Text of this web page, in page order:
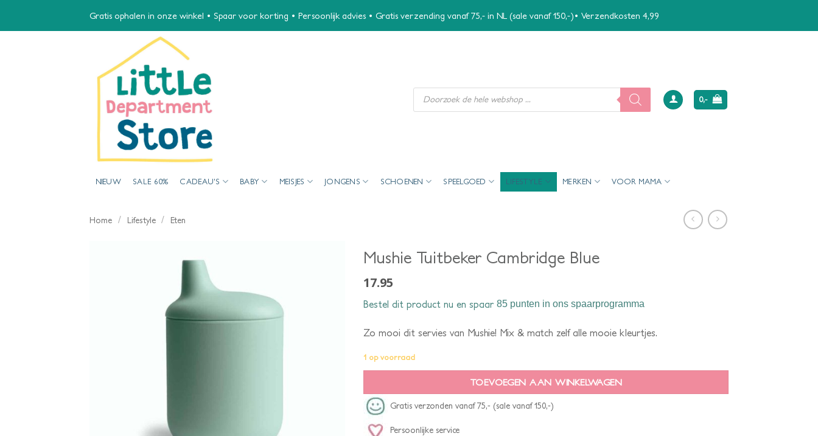
Gratis ophalen in onze winkel • Spaar voor korting • Persoonlijk advies • Gratis verzending vanaf 75,- in NL (sale vanaf 150,-)• Verzendkosten 4,99
Producten
zoeken
0,-
NIEUW SALE 60% CADEAU’S BABY MEISJES JONGENS SCHOENEN SPEELGOED LIFESTYLE MERKEN VOOR MAMA
Home / Lifestyle / Eten
Mushie Tuitbeker Cambridge Blue
17.95
Bestel dit product nu en spaar 85 punten in ons spaarprogramma
Zo mooi dit servies van Mushie! Mix & match zelf alle mooie kleurtjes.
1 op voorraad
TOEVOEGEN AAN WINKELWAGEN
Gratis verzonden vanaf 75,- (sale vanaf 150,-)
Persoonlijke service